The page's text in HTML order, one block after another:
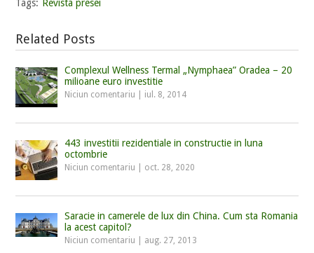
Tags: Revista presei
Related Posts
Complexul Wellness Termal „Nymphaea” Oradea – 20
milioane euro investitie
Niciun comentariu iul. 8, 2014
443 investitii rezidentiale in constructie in luna
octombrie
Niciun comentariu oct. 28, 2020
Saracie in camerele de lux din China. Cum sta Romania
la acest capitol?
Niciun comentariu aug. 27, 2013